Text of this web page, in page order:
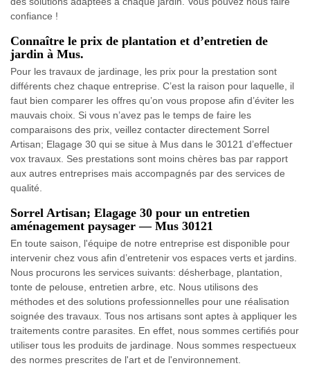
confiance !
Connaître le prix de plantation et d’entretien de
jardin à Mus.
Pour les travaux de jardinage, les prix pour la prestation sont
différents chez chaque entreprise. C’est la raison pour laquelle, il
faut bien comparer les offres qu’on vous propose afin d’éviter les
mauvais choix. Si vous n’avez pas le temps de faire les
comparaisons des prix, veillez contacter directement Sorrel
Artisan; Elagage 30 qui se situe à Mus dans le 30121 d’effectuer
vox travaux. Ses prestations sont moins chères bas par rapport
aux autres entreprises mais accompagnés par des services de
qualité.
Sorrel Artisan; Elagage 30 pour un entretien
aménagement paysager — Mus 30121
En toute saison, l'équipe de notre entreprise est disponible pour
intervenir chez vous afin d’entretenir vos espaces verts et jardins.
Nous procurons les services suivants: désherbage, plantation,
tonte de pelouse, entretien arbre, etc. Nous utilisons des
méthodes et des solutions professionnelles pour une réalisation
soignée des travaux. Tous nos artisans sont aptes à appliquer les
traitements contre parasites. En effet, nous sommes certifiés pour
utiliser tous les produits de jardinage. Nous sommes respectueux
des normes prescrites de l'art et de l'environnement.